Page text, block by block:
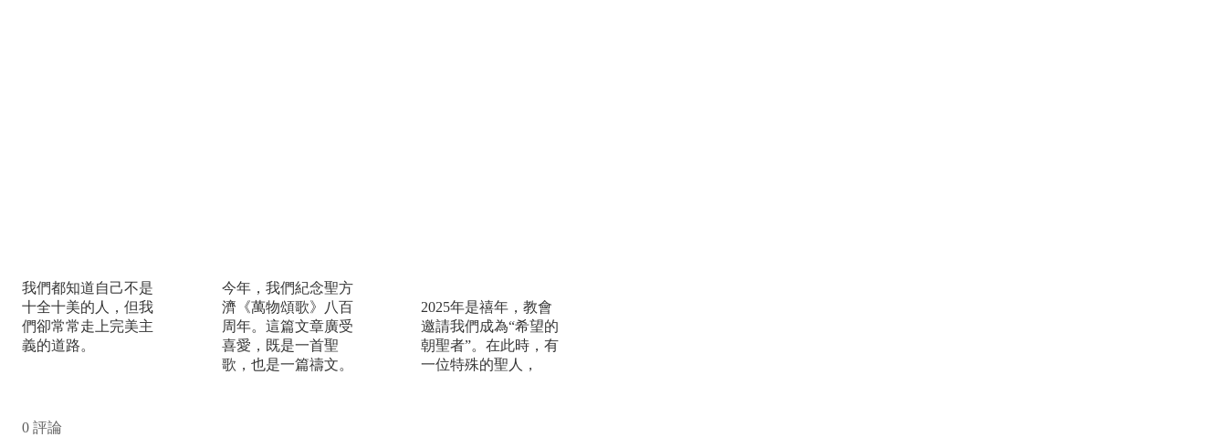
我們都知道自己不是
十全十美的人，但我
們卻常常走上完美主
義的道路。
0 評論
今年，我們紀念聖方
濟《萬物頌歌》八百
周年。這篇文章廣受
喜愛，既是一首聖
歌，也是一篇禱文。
2025年是禧年，教會
邀請我們成為“希望的
朝聖者”。在此時，有
一位特殊的聖人，